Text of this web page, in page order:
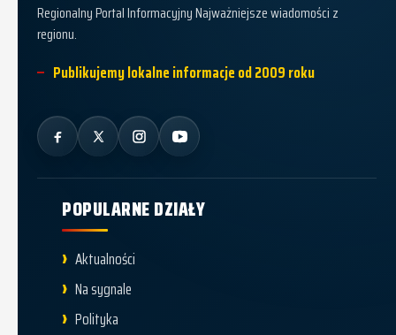
Regionalny Portal Informacyjny Najważniejsze wiadomości z
regionu.
Publikujemy lokalne informacje od 2009 roku
POPULARNE DZIAŁY
Aktualności
Na sygnale
Polityka